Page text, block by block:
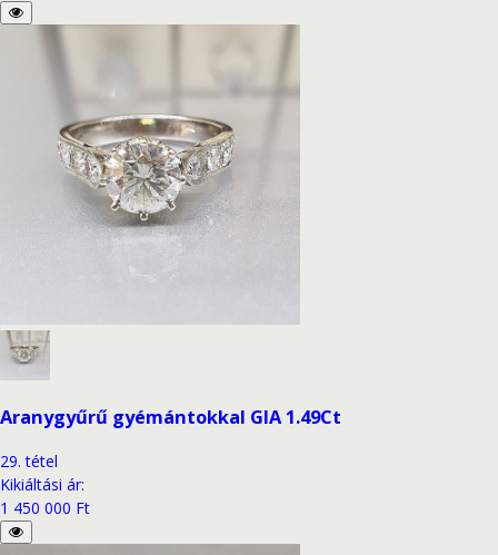
Aranygyűrű gyémántokkal GIA 1.49Ct
29. tétel
Kikiáltási ár:
1 450 000 Ft